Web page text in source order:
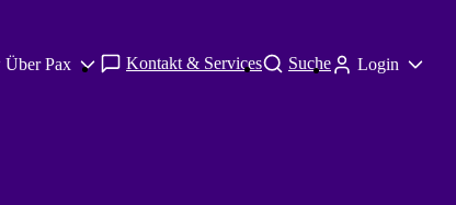
Über Pax Kontakt & Services Suche Login